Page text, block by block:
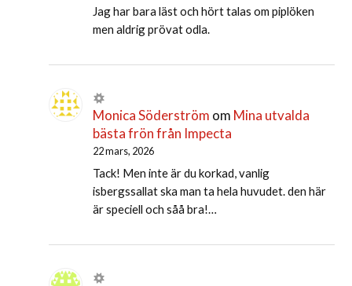
Jag har bara läst och hört talas om piplöken
men aldrig prövat odla.
Monica Söderström om Mina utvalda
bästa frön från Impecta
22 mars, 2026
Tack! Men inte är du korkad, vanlig
isbergssallat ska man ta hela huvudet. den här
är speciell och såå bra!…